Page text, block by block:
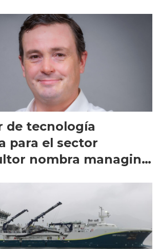
de tecnología
para el sector
nombra managing